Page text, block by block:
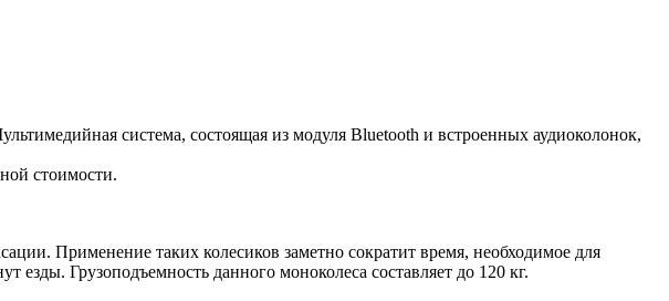
система, состоящая из модуля Bluetooth и встроенных аудиоколонок,
стоимости.
Применение таких колесиков заметно сократит время, необходимое для
езды. Грузоподъемность данного моноколеса составляет до 120 кг.